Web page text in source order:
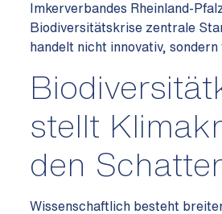
Imkerverbandes Rheinland-
Biodiversitätskrise zentrale
handelt nicht innovativ,
stellt
den
Wissenschaftlich besteht